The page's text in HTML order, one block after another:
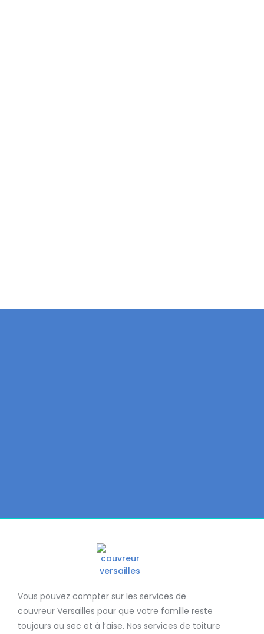
Vous pouvez compter sur les services de
couvreur Versailles pour que votre famille reste
toujours au sec et à l’aise. Nos services de toiture